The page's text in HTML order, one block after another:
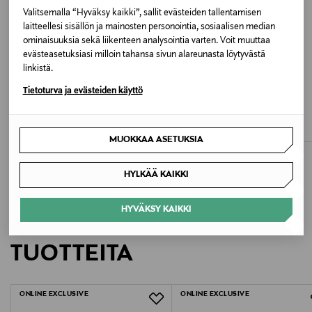
Valitsemalla “Hyväksy kaikki”, sallit evästeiden tallentamisen
laitteellesi sisällön ja mainosten personointia, sosiaalisen median
ominaisuuksia sekä liikenteen analysointia varten. Voit muuttaa
evästeasetuksiasi milloin tahansa sivun alareunasta löytyvästä
linkistä.
Tietoturva ja evästeiden käyttö
MUOKKAA ASETUKSIA
HYLKÄÄ KAIKKI
HYVÄKSY KAIKKI
Käsinpesu tai konepesu villapesuohjelmalla max. 30
asteessa
Väri
2510 CAMILLE_AA
ETUKUPONKITUOTE
Original Price
49,90 €
Original Price
50,00 €
LISÄÄ KIINNOSTAVIA
TUOTTEITA
ONLINE EXCLUSIVE ONLINE EXCLUSIVE